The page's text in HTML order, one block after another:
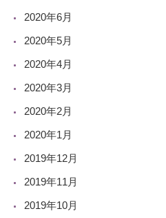
2020年6月
2020年5月
2020年4月
2020年3月
2020年2月
2020年1月
2019年12月
2019年11月
2019年10月